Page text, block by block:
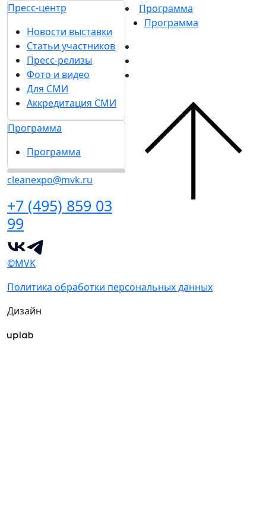
Пресс-центр
Новости выставки
Статьи участников
Пресс-релизы
Фото и видео
Для СМИ
Аккредитация СМИ
Программа
Программа
cleanexpo@mvk.ru
+7 (495) 859 03
99
Программа
Программа
©MVK
Политика обработки персональных данных
Дизайн